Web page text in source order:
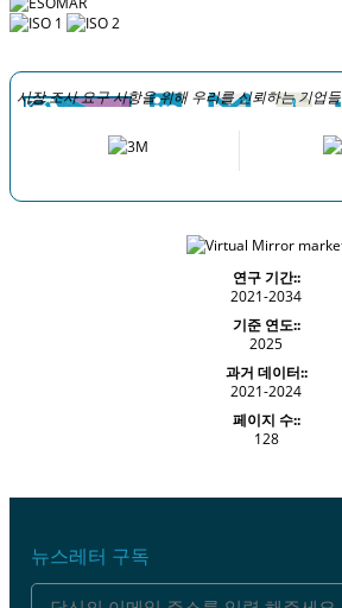
시장 조사 요구 사항을 위해 우리를 신뢰하는 기업들
연구 기간::
2021-2034
기준 연도::
2025
과거 데이터::
2021-2024
페이지 수::
128
뉴스레터 구독